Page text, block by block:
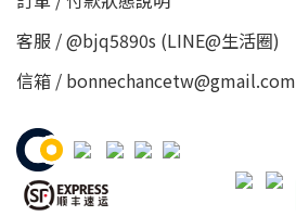
客服 /@bjq5890s (LINE@生活圈)
信箱 / bonnechancetw@gmail.com